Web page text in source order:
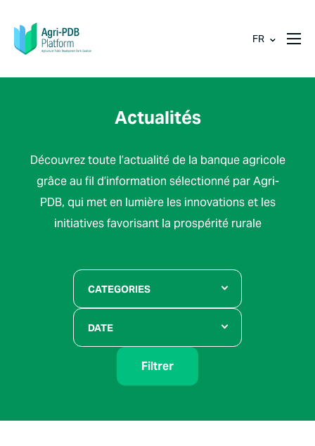
FR
Actualités
Découvrez toute l’actualité de la banque agricole
grâce au fil d’information sélectionné par Agri-
PDB, qui met en lumière les innovations et les
initiatives favorisant la prospérité rurale
CATEGORIES
DATE
Filtrer